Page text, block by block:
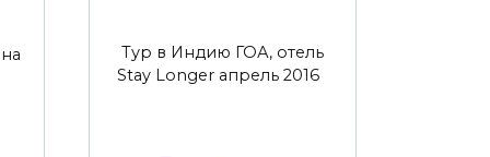
Тур в Индию ГОА, отель
Stay Longer апрель 2016